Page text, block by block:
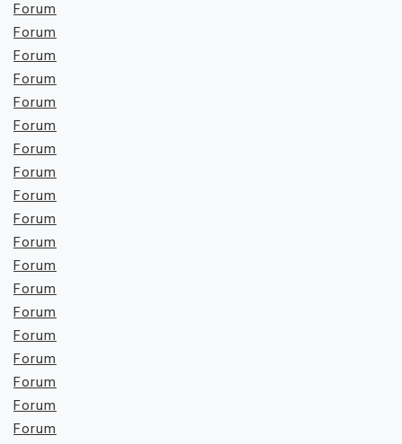
Forum
Forum
Forum
Forum
Forum
Forum
Forum
Forum
Forum
Forum
Forum
Forum
Forum
Forum
Forum
Forum
Forum
Forum
Forum